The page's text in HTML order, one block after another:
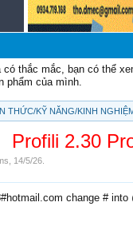
có thắc mắc, bạn có thể
phẩm của mình.
THỨC/KỸ NĂNG/KINH
Profili 2.30
14/5/26
change #